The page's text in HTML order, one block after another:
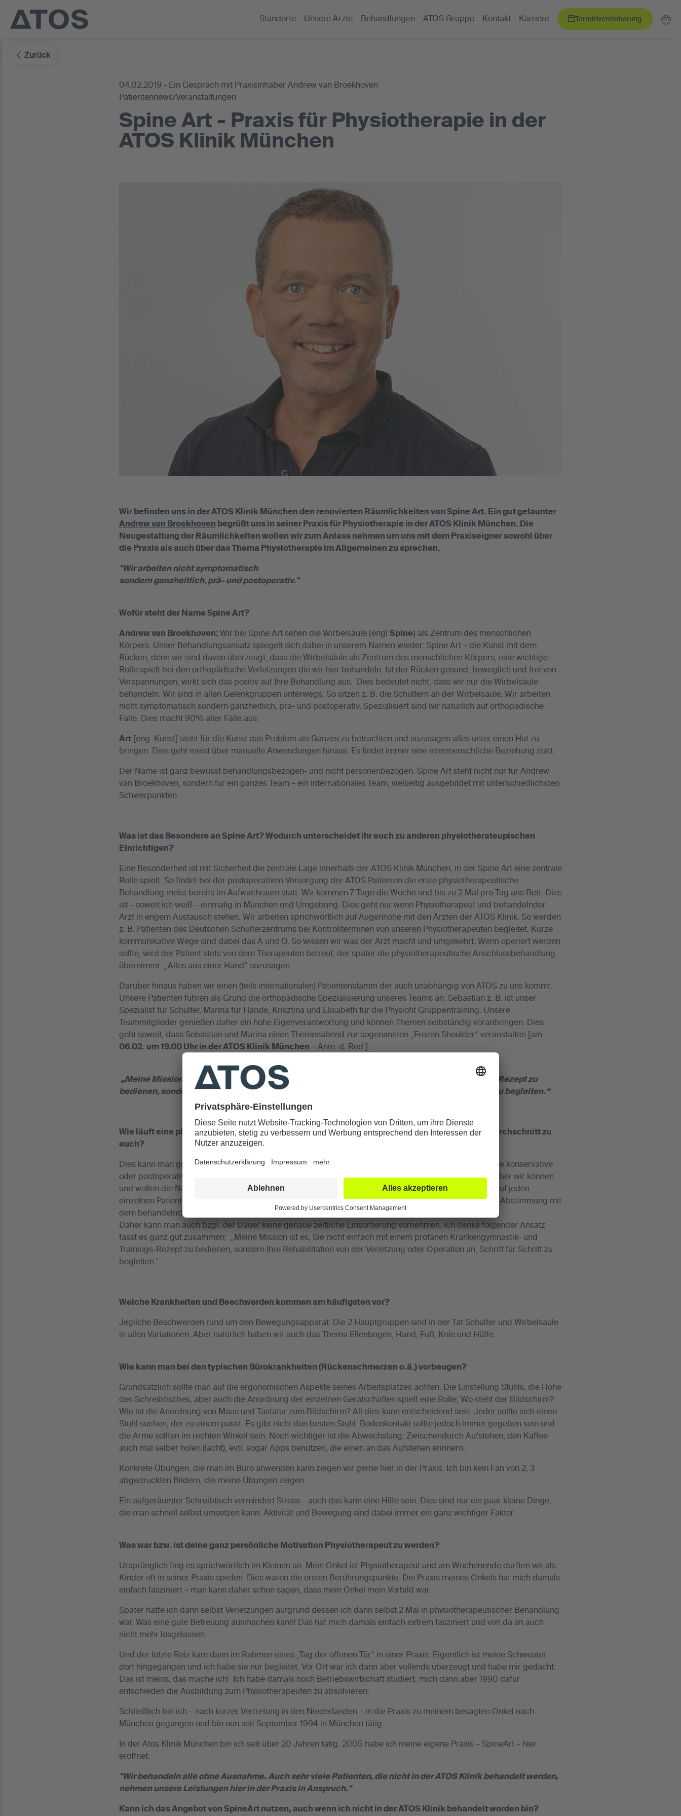
Standorte Unsere Ärzte Behandlungen ATOS Gruppe Kontakt Karriere Terminvereinbarung
Zurück
04.02.2019 - Ein Gespräch mit Praxisinhaber Andrew van Broekhoven
Patientennews/Veranstaltungen
Spine Art - Praxis für Physiotherapie in der
ATOS Klinik München
Wir befinden uns in der ATOS Klinik München den renovierten Räumlichkeiten von Spine Art. Ein gut gelaunter
Andrew van Broekhoven begrüßt uns in seiner Praxis für Physiotherapie in der ATOS Klinik München. Die
Neugestaltung der Räumlichkeiten wollen wir zum Anlass nehmen um uns mit dem Praxiseigner sowohl über
die Praxis als auch über das Thema Physiotherapie im Allgemeinen zu sprechen.
"Wir arbeiten nicht symptomatisch
sondern ganzheitlich, prä- und postoperativ."
Wofür steht der Name Spine Art?
Andrew van Broekhoven: Wir bei Spine Art sehen die Wirbelsäule [engl Spine] als Zentrum des menschlichen
Körpers. Unser Behandlungsansatz spiegelt sich dabei in unserem Namen wieder: Spine Art – die Kunst mit dem
Rücken; denn wir sind davon überzeugt, dass die Wirbelsäule als Zentrum des menschlichen Körpers, eine wichtige
Rolle spielt bei den orthopädische Verletzungen die wir hier behandeln. Ist der Rücken gesund, beweglich und frei von
Verspannungen, wirkt sich das positiv auf Ihre Behandlung aus. Dies bedeutet nicht, dass wir nur die Wirbelsäule
behandeln. Wir sind in allen Gelenkgruppen unterwegs. So sitzen z. B. die Schultern an der Wirbelsäule. Wir arbeiten
nicht symptomatisch sondern ganzheitlich, prä- und postoperativ. Spezialisiert sind wir natürlich auf orthopädische
Fälle. Dies macht 90% aller Fälle aus.
Art[eng. Kunst] steht für die Kunst das Problem als Ganzes zu betrachten und sozusagen alles unter einen Hut zu
bringen. Dies geht meist über manuelle Anwendungen hinaus. Es findet immer eine intermenschliche Beziehung statt.
Der Name ist ganz bewusst behandlungsbezogen- und nicht personenbezogen. Spine Art steht nicht nur für Andrew
van Broekhoven, sondern für ein ganzes Team – ein internationales Team, vielseitig ausgebildet mit unterschiedlichsten
Schwerpunkten.
Was ist das Besondere an Spine Art? Wodurch unterscheidet ihr euch zu anderen physiotherateupischen
Einrichtigen?
Eine Besonderheit ist mit Sicherheit die zentrale Lage innerhalb der ATOS Klinik München, in der Spine Art eine zentrale
Rolle spielt. So findet bei der postoperativen Versorgung der ATOS Patienten die erste physiotherapeutische
Behandlung meist bereits im Aufwachraum statt. Wir kommen 7 Tage die Woche und bis zu 2 Mal pro Tag ans Bett. Dies
ist – soweit ich weiß – einmalig in München und Umgebung. Dies geht nur wenn Physiotherapeut und behandelnder
Arzt in engem Austausch stehen. Wir arbeiten sprichwörtlich auf Augenhöhe mit den Ärzten der ATOS Klinik. So werden
z. B. Patienten des Deutschen Schulterzentrums bei Kontrollterminen von unseren Physiotherapeuten begleitet. Kurze
kommunikative Wege sind dabei das A und O. So wissen wir was der Arzt macht und umgekehrt. Wenn operiert werden
sollte, wird der Patient stets von dem Therapeuten betreut, der später die physiotherapeutische Anschlussbehandlung
übernimmt. „Alles aus einer Hand“ sozusagen.
Darüber hinaus haben wir einen (teils internationalen) Patientenstamm der auch unabhängig von ATOS zu uns kommt.
Unsere Patienten führen als Grund die orthopädische Spezialisierung unseres Teams an. Sebastian z. B. ist unser
Spezialist für Schulter, Marina für Hände, Krisztina und Elisabeth für die Physiofit Gruppentraining. Unsere
Teammitglieder genießen daher ein hohe Eigenverantwortung und können Themen selbständig voranbringen. Dies
geht soweit, dass Sebastian und Marina einen Themenabend zur sogenannten „Frozen Shoulder“ veranstalten [am
06.02. um 19.00 Uhr in der ATOS Klinik München – Anm. d. Red.].
„Meine Mission ist es, Sie nicht einfach mit einem profanen Krankengymnastik- und Trainings-Rezept zu
bedienen, sondern Ihre Rehabilitation von der Verletzung oder Operation an, Schritt für Schritt zu begleiten.“
Wie läuft eine physiotherapeutische Behandlung ab und wie lange kommen die Patienten im Durchschnitt zu
euch?
Dies kann man grundsätzlich so pauschal nicht sagen. Man muss z. B. unterscheiden ob es sich um eine konservative
oder postoperative Behandlung handelt. Wir arbeiten nach den wissenschaftlich höchsten Standards aber wir können
und wollen die Natur nicht beschleunigen. „Wir behandeln nicht um zu behandeln“. Wir versuchen ein auf jeden
einzelnen Patienten angepassten Behandlungsplan zu erstellen. Auch bei operativen Themen immer in Abstimmung mit
dem behandelnden Arzt.
Daher kann man auch bzgl. der Dauer keine genaue zeitliche Einsortierung vornehmen. Ich denke folgender Ansatz
fasst es ganz gut zusammen:
„Meine Mission ist es, Sie nicht einfach mit einem profanen Krankengymnastik- und
Trainings-Rezept zu bedienen, sondern Ihre Rehabilitation von der Verletzung oder Operation an, Schritt für Schritt zu
begleiten.“
Welche Krankheiten und Beschwerden kommen am häufigsten vor?
Jegliche Beschwerden rund um den Bewegungsapparat. Die 2 Hauptgruppen sind in der Tat Schulter und Wirbelsäule
in allen Variationen. Aber natürlich haben wir auch das Thema Ellenbogen, Hand, Fuß, Knie und Hüfte.
Wie kann man bei den typischen Bürokrankheiten (Rückenschmerzen o.ä.) vorbeugen?
Grundsätzlich sollte man auf die ergonomischen Aspekte seines Arbeitsplatzes achten. Die Einstellung Stuhls, die Höhe
des Schreibtisches, aber auch die Anordnung der einzelnen Gerätschaften spielt eine Rolle; Wo steht der Bildschirm?
Wie ist die Anordnung von Maus und Tastatur zum Bildschirm? All dies kann entscheidend sein. Jeder sollte sich einen
Stuhl suchen, der zu einem passt. Es gibt nicht den besten Stuhl. Bodenkontakt sollte jedoch immer gegeben sein und
die Arme sollten im rechten Winkel sein. Noch wichtiger ist die Abwechslung: Zwischendurch Aufstehen, den Kaffee
auch mal selber holen (lacht), evtl. sogar Apps benutzen, die einen an das Aufstehen erinnern.
Konkrete Übungen, die man im Büro anwenden kann zeigen wir gerne hier in der Praxis. Ich bin kein Fan von 2, 3
abgedruckten Bildern, die meine Übungen zeigen.
Ein aufgeräumter Schreibtisch vermindert Stress – auch das kann eine Hilfe sein. Dies sind nur ein paar kleine Dinge,
die man schnell selbst umsetzen kann. Aktivität und Bewegung sind dabei immer ein ganz wichtiger Faktor.
Was war bzw. ist deine ganz persönliche Motivation Physiotherapeut zu werden?
Ursprünglich fing es sprichwörtlich im Kleinen an. Mein Onkel ist Physiotherapeut und am Wochenende durften wir als
Kinder oft in seiner Praxis spielen. Dies waren die ersten Berührungspunkte. Die Praxis meines Onkels hat mich damals
einfach fasziniert – man kann daher schon sagen, dass mein Onkel mein Vorbild war.
Später hatte ich dann selbst Verletzungen aufgrund dessen ich dann selbst 2 Mal in physiotherapeutischer Behandlung
war. Was eine gute Betreuung ausmachen kann! Das hat mich damals einfach extrem fasziniert und von da an auch
nicht mehr losgelassen.
Und der letzte Reiz kam dann im Rahmen eines „Tag der offenen Tür“ in einer Praxis: Eigentlich ist meine Schwester
dort hingegangen und ich habe sie nur begleitet. Vor Ort war ich dann aber vollends überzeugt und habe mir gedacht:
Das ist meins, das mache ich! Ich habe damals noch Betriebswirtschaft studiert, mich dann aber 1990 dafür
entschieden die Ausbildung zum Physiotherapeuten zu absolvieren.
Schließlich bin ich – nach kurzer Vertretung in den Niederlanden – in die Praxis zu meinem besagten Onkel nach
München gegangen und bin nun seit September 1994 in München tätig.
In der Atos Klinik München bin ich seit über 20 Jahren tätig. 2005 habe ich meine eigene Praxis – SpineArt – hier
eröffnet.
"Wir behandeln alle ohne Ausnahme. Auch sehr viele Patienten, die nicht in der ATOS Klinik behandelt werden,
nehmen unsere Leistungen hier in der Praxis in Anspruch."
Kann ich das Angebot von SpineArt nutzen, auch wenn ich nicht in der ATOS Klinik behandelt worden bin?